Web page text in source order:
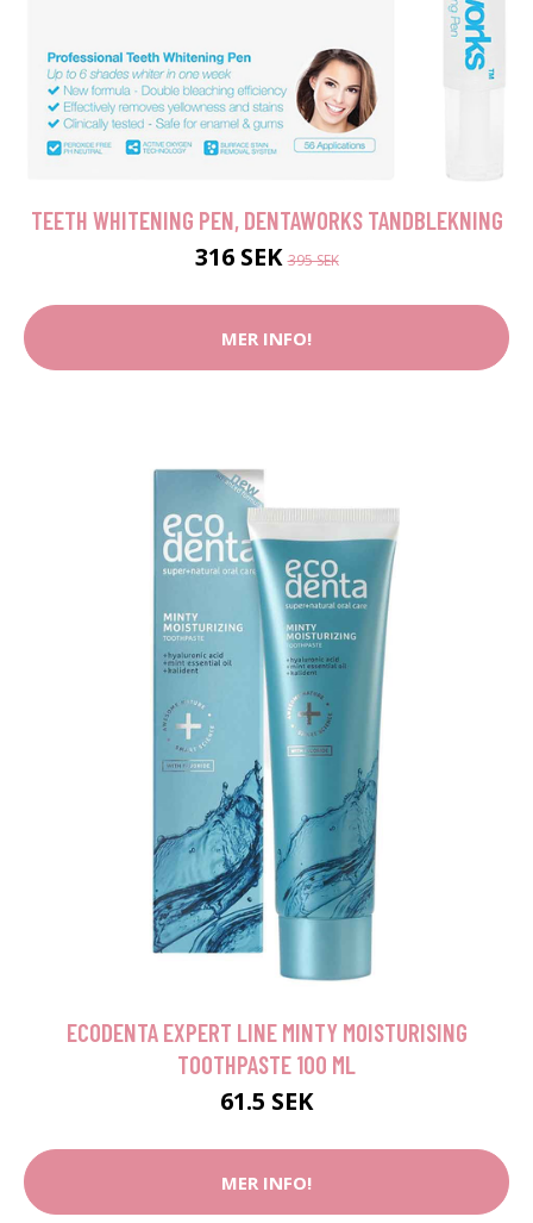
TEETH WHITENING PEN, DENTAWORKS TANDBLEKNING
316 SEK395 SEK
MER INFO!
ECODENTA EXPERT LINE MINTY MOISTURISING
TOOTHPASTE 100 ML
61.5 SEK
MER INFO!